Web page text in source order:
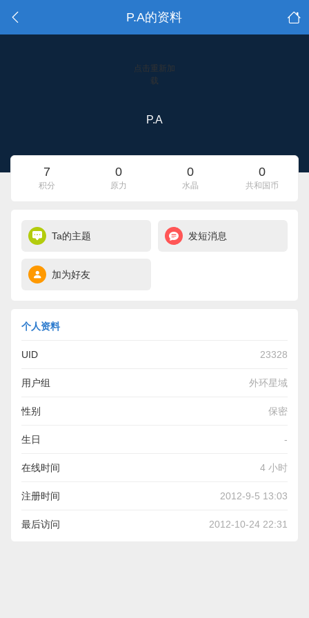
P.A的资料
点击重新加
载
P.A
7
积分
0
原力
0
水晶
0
共和国币
Ta的主题 发短消息
加为好友
个人资料
UID 23328
用户组 外环星域
性别 保密
生日 -
在线时间 4 小时
注册时间 2012-9-5 13:03
最后访问 2012-10-24 22:31